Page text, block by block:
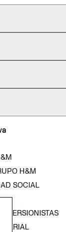
H&M
SOCIAL